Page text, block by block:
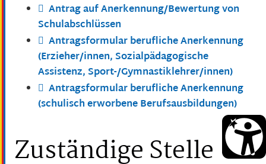
Antrag auf Anerkennung/Bewertung von
Schulabschlüssen
Antragsformular berufliche Anerkennung
(Erzieher/innen, Sozialpädagogische
Assistenz, Sport-/Gymnastiklehrer/innen)
Antragsformular berufliche Anerkennung
(schulisch erworbene Berufsausbildungen)
Zuständige Stelle